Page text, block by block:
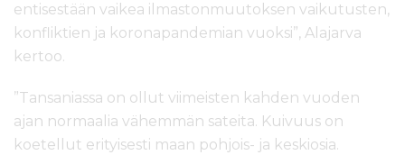
entisestään vaikea ilmastonmuutoksen vaikutusten,
konfliktien ja koronapandemian vuoksi”, Alajarva
kertoo.
”Tansaniassa on ollut viimeisten kahden vuoden
ajan normaalia vähemmän sateita. Kuivuus on
koetellut erityisesti maan pohjois- ja keskiosia.